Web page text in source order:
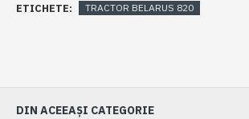
ETICHETE: TRACTOR BELARUS 820
DIN ACEEAȘI CATEGORIE